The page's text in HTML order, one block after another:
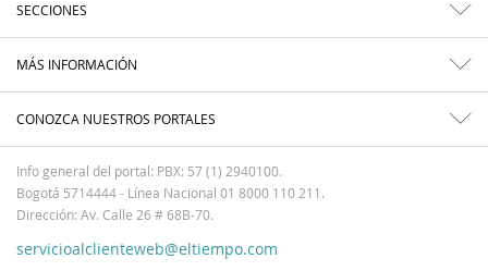
SECCIONES
MÁS INFORMACIÓN
CONOZCA NUESTROS PORTALES
Info general del portal: PBX: 57 (1) 2940100.
Bogotá 5714444 - Línea Nacional 01 8000 110 211.
Dirección: Av. Calle 26 # 68B-70.
servicioalclienteweb@eltiempo.com